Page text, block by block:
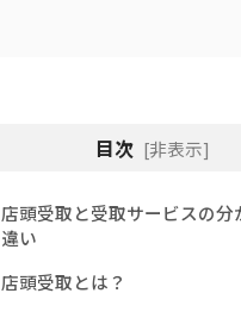
目次 [非表示]
店頭受取と受取サービスの分
違い
店頭受取とは？